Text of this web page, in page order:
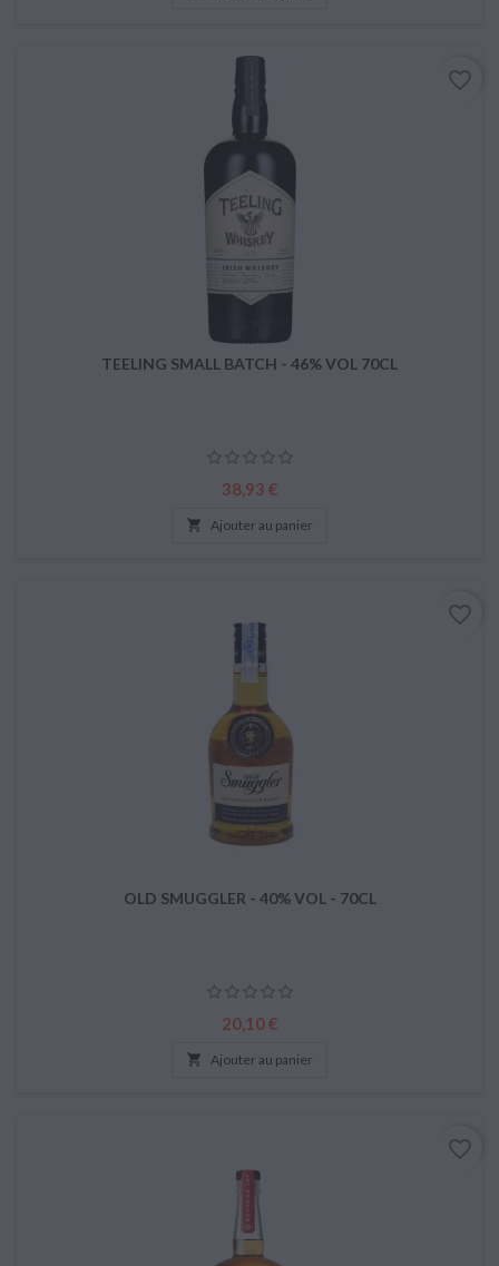
TEELING SMALL BATCH - 46% VOL 70CL
Prix
38,93 €
 Ajouter au panier
favorite_border
OLD SMUGGLER - 40% VOL - 70CL
Prix
20,10 €
 Ajouter au panier
favorite_border
favorite_border